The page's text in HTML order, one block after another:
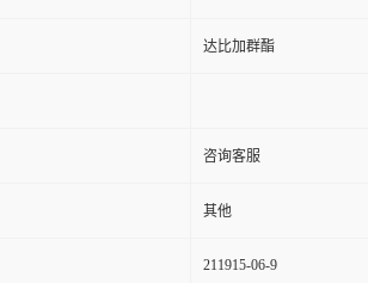
达比加群酯
咨询客服
其他
211915-06-9